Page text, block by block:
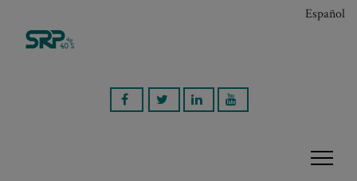
Español